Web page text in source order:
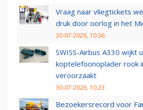
Vraag naar vliegtickets
druk door oorlog in het
30-07-2026, 10:36
SWISS-Airbus A330 wijkt
koptelefoonoplader rook
veroorzaakt
30-07-2026, 10:23
Bezoekersrecord voor